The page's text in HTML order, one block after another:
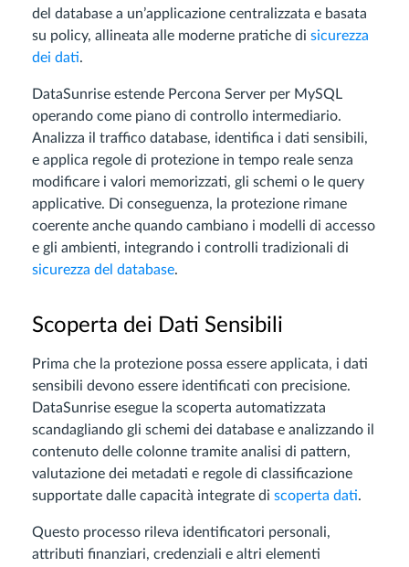
del database a un’applicazione centralizzata e basata
su policy, allineata alle moderne pratiche di sicurezza
dei dati.
DataSunrise estende Percona Server per MySQL
operando come piano di controllo intermediario.
Analizza il traffico database, identifica i dati sensibili,
e applica regole di protezione in tempo reale senza
modificare i valori memorizzati, gli schemi o le query
applicative. Di conseguenza, la protezione rimane
coerente anche quando cambiano i modelli di accesso
e gli ambienti, integrando i controlli tradizionali di
sicurezza del database.
Scoperta dei Dati Sensibili
Prima che la protezione possa essere applicata, i dati
sensibili devono essere identificati con precisione.
DataSunrise esegue la scoperta automatizzata
scandagliando gli schemi dei database e analizzando il
contenuto delle colonne tramite analisi di pattern,
valutazione dei metadati e regole di classificazione
supportate dalle capacità integrate di scoperta dati.
Questo processo rileva identificatori personali,
attributi finanziari, credenziali e altri elementi